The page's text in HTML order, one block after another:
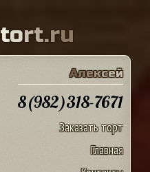
tort.ru
Алексей
8(982)318-7671
Заказать торт
Главная